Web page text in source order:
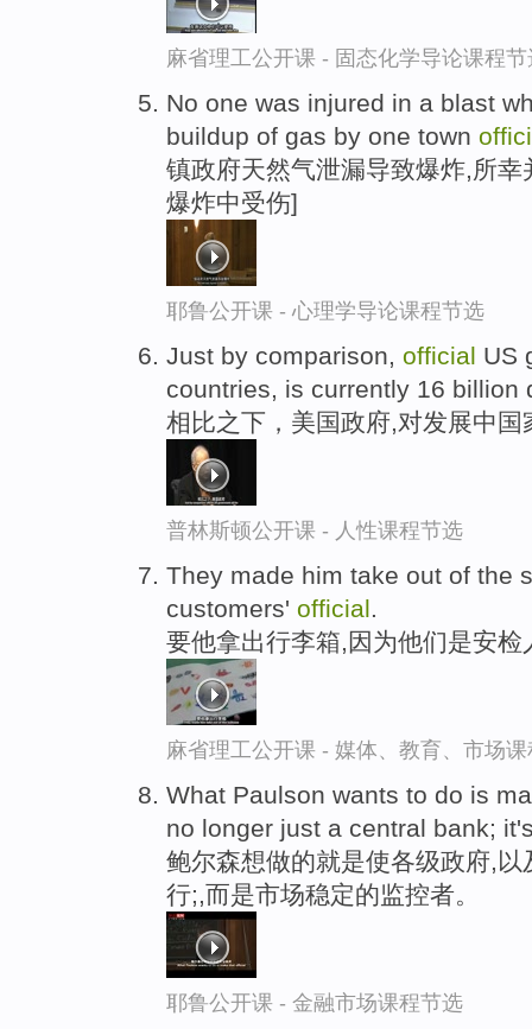
麻省理工公开课 - 固态化学导论课程节
No one was injured in a blast
buildup of gas by one town
镇政府天然气泄漏导致爆炸,所
爆炸中受伤]
耶鲁公开课 - 心理学导论课程节选
Just by comparison, official US
countries, is currently 16 billion
相比之下，美国政府,对发展中
普林斯顿公开课 - 人性课程节选
They made him take out of the
customers' official.
要他拿出行李箱,因为他们是安检
麻省理工公开课 - 媒体、教育、市场
What Paulson wants to do is
no longer just a central bank;
鲍尔森想做的就是使各级政府,
行;,而是市场稳定的监控者。
耶鲁公开课 - 金融市场课程节选